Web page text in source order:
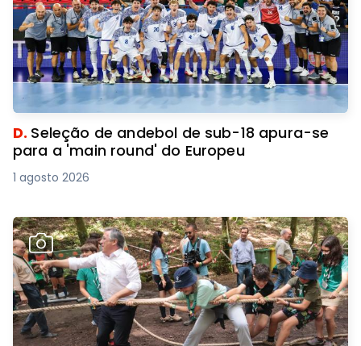
D. Seleção de andebol de sub-18 apura-se
para a 'main round' do Europeu
1 agosto 2026